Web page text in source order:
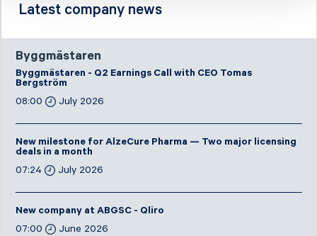
Latest company news
Byggmästaren
Byggmästaren - Q2 Earnings Call with CEO Tomas
Bergström
08:00
July 2026
New milestone for AlzeCure Pharma — Two major licensing
deals in a month
07:24
July 2026
New company at ABGSC - Qliro
07:00
June 2026